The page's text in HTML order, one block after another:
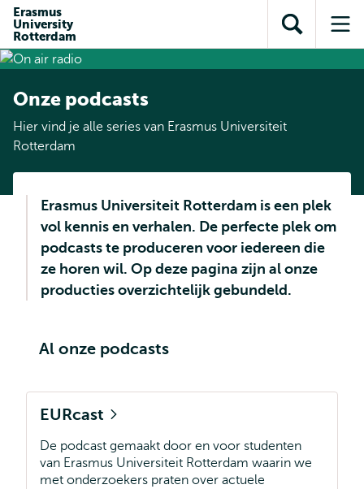
inhoud
Direct naar
subnavigatie
Erasmus
University
Rotterdam
Toon
zoekveld
Onze podcasts
Hier vind je alle series van Erasmus Universiteit
Rotterdam
Erasmus Universiteit Rotterdam is een plek
vol kennis en verhalen. De perfecte plek om
podcasts te produceren voor iedereen die
ze horen wil. Op deze pagina zijn al onze
producties overzichtelijk gebundeld.
Al onze podcasts
EURcast
De podcast gemaakt door en voor studenten
van Erasmus Universiteit Rotterdam waarin we
met onderzoekers praten over actuele